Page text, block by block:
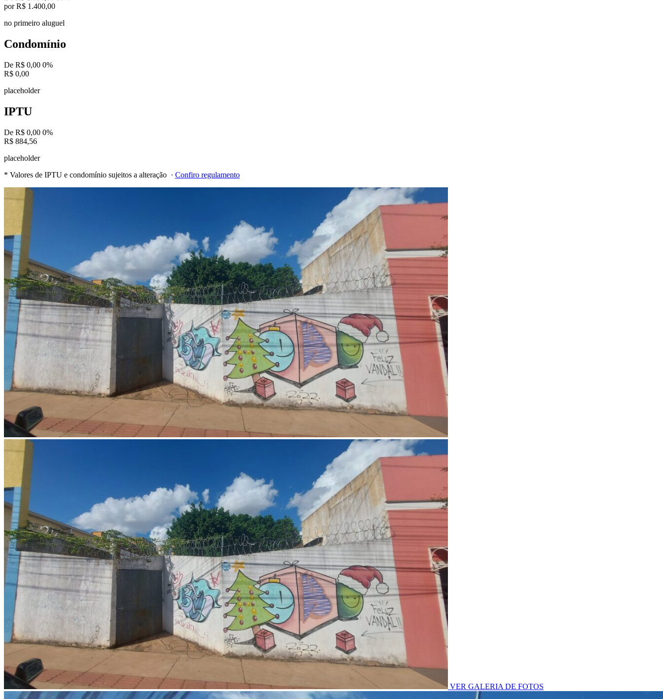
por R$ 1.400,00
no primeiro aluguel
Condomínio
De R$ 0,00 0%
R$ 0,00
placeholder
IPTU
De R$ 0,00 0%
R$ 884,56
placeholder
* Valores de IPTU e condomínio sujeitos a alteração · Confiro regulamento
VER GALERIA DE FOTOS